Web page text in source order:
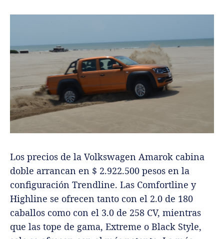
Los precios de la Volkswagen Amarok cabina
doble arrancan en $ 2.922.500 pesos en la
configuración Trendline. Las Comfortline y
Highline se ofrecen tanto con el 2.0 de 180
caballos como con el 3.0 de 258 CV, mientras
que las tope de gama, Extreme o Black Style,